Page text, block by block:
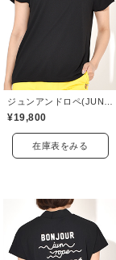
¥19,800
在庫表をみる